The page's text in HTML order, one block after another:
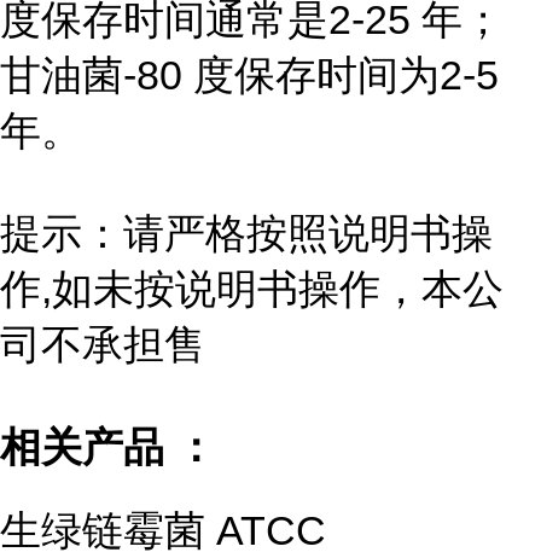
度保存时间通常是2-25 年；
甘油菌-80 度保存时间为2-5
年。
提示：请严格按照说明书操
作,如未按说明书操作，本公
司不承担售
相关产品 ：
生绿链霉菌 ATCC